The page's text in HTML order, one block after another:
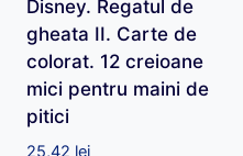
Disney. Regatul de
gheata II. Carte de
colorat. 12 creioane
mici pentru maini de
pitici
25,42 lei